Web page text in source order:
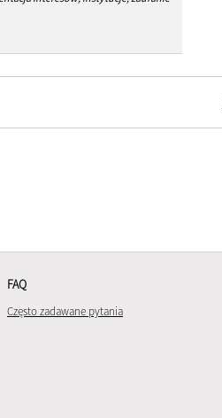
FAQ
Często zadawane pytania